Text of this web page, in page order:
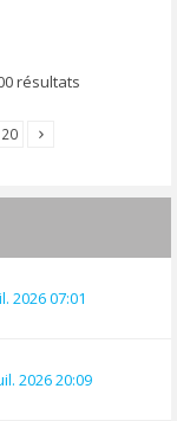
résultats
20
2026 07:01
2026 20:09